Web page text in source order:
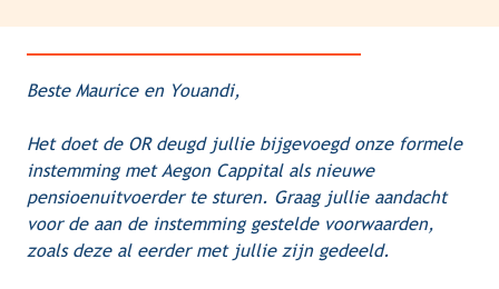
Beste Maurice en Youandi,
Het doet de OR deugd jullie bijgevoegd onze formele
instemming met Aegon Cappital als nieuwe
pensioenuitvoerder te sturen. Graag jullie aandacht
voor de aan de instemming gestelde voorwaarden,
zoals deze al eerder met jullie zijn gedeeld.